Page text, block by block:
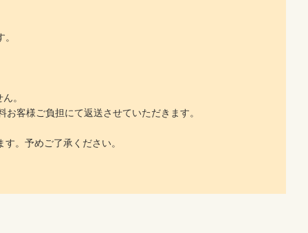
。
客様ご負担にて返送させていただきます。
。予めご了承ください。